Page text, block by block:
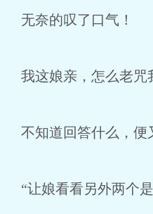
无奈的叹了口气！
我这娘亲，怎么老咒
不知道回答什么，便
“让娘看看另外两个